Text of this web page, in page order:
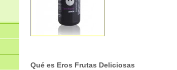
Qué es Eros Frutas Deliciosas